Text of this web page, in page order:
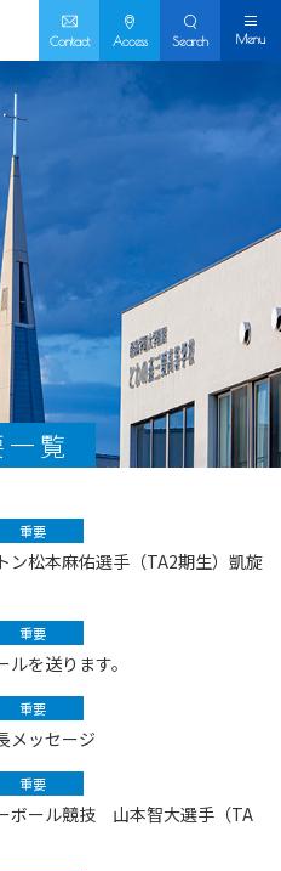
Contact Access Search Menu
覧
重要
ン松本麻佑選手（TA2期生）凱旋
重要
を送ります。
重要
メッセージ
重要
ボール競技 山本智大選手（TA